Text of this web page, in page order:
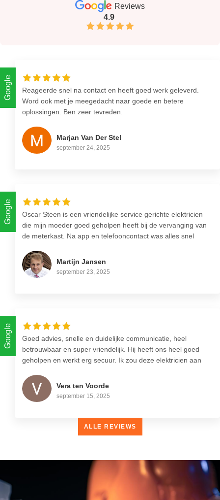
Reviews
4.9
Google
Reageerde snel na contact en heeft goed werk geleverd.
Word ook met je meegedacht naar goede en betere
oplossingen. Ben zeer tevreden.
Marjan Van Der Stel
september 24, 2025
Google
Oscar Steen is een vriendelijke service gerichte elektricien
die mijn moeder goed geholpen heeft bij de vervanging van
de meterkast. Na app en telefooncontact was alles snel
alles goed vast gelegd werd. Werkzaamheden verliepen
snel en conform afspraak. Een deel van het werk moest
later worden afgerond en dat heeft Oscar ook netjes
Martijn Jansen
september 23, 2025
Google
Goed advies, snelle en duidelijke communicatie, heel
betrouwbaar en super vriendelijk. Hij heeft ons heel goed
geholpen en werkt erg secuur. Ik zou deze elektricien aan
Vera ten Voorde
september 15, 2025
ALLE REVIEWS